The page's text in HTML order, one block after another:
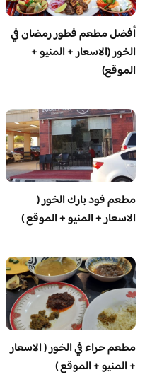
أفضل مطعم فطور رمضان في
الخور (الاسعار + المنيو +
الموقع)
مطعم فود بارك الخور (
الاسعار + المنيو + الموقع )
مطعم حراء في الخور ( الاسعار
+ المنيو + الموقع )